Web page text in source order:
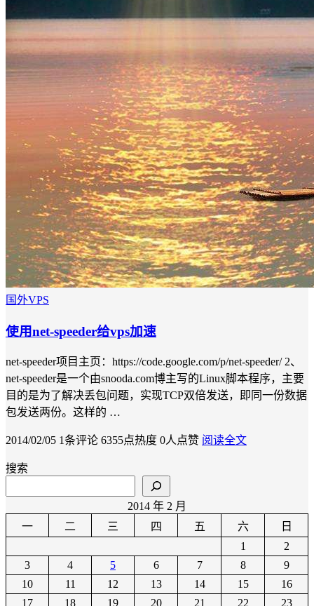
国外VPS
使用net-speeder给vps加速
net-speeder项目主页：https://code.google.com/p/net-speeder/ 2、
net-speeder是一个由snooda.com博主写的Linux脚本程序，主要
目的是为了解决丢包问题，实现TCP双倍发送，即同一份数据
包发送两份。这样的 …
2014/02/05 1条评论 6355点热度 0人点赞 阅读全文
搜索
2014 年 2 月
一
二 三 四 五 六
日
1
2
3
4 5 6 7 8
9
10
11 12 13 14 15
16
17
18 19 20 21 22
23